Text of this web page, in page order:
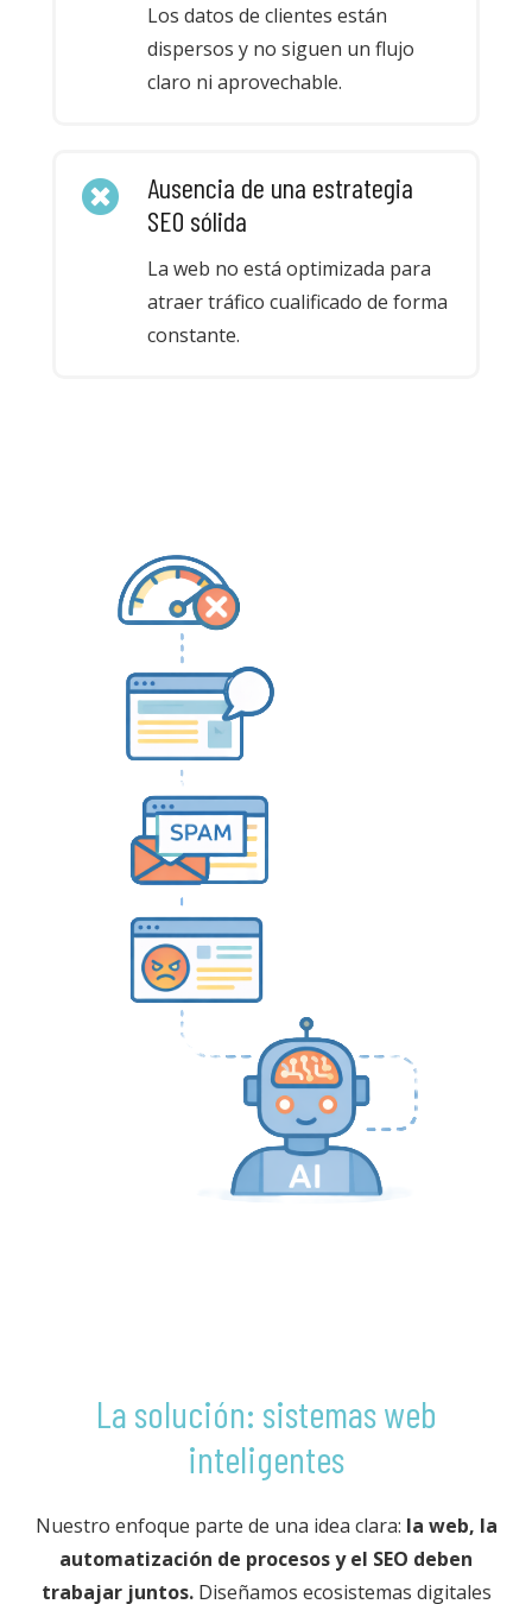
Los datos de clientes están
dispersos y no siguen un flujo
claro ni aprovechable.
Ausencia de una estrategia
SEO sólida
La web no está optimizada para
atraer tráfico cualificado de forma
constante.
La solución: sistemas web
inteligentes
Nuestro enfoque parte de una idea clara: la web, la
automatización de procesos y el SEO deben
trabajar juntos.Diseñamos ecosistemas digitales